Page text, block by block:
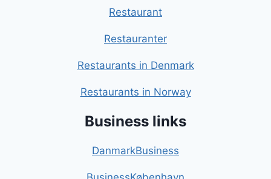
Restaurant
Restauranter
Restaurants in Denmark
Restaurants in Norway
Business links
DanmarkBusiness